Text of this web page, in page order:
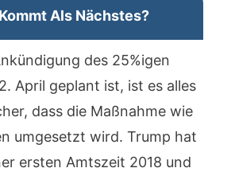
Als Nächstes?
des 25%igen
April geplant ist, ist es alles
dass die Maßnahme wie
umgesetzt wird. Trump hat
ersten Amtszeit 2018 und